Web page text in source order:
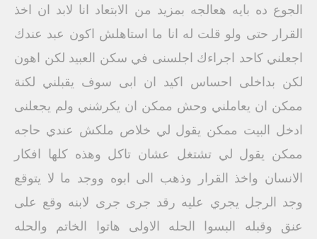
الجوع ده بايه هعالجه بمزيد من الابتعاد انا لابد ان اخذ
القرار حتى ولو قلت له انا ما استاهلش اكون عبد عندك
اجعلني كاحد اجراءك اجلسنى في سكن العبيد لكن اهون
لكن بداخلى احساس اكيد ان ابى سوف يقبلني لكنة
ممكن ان يعاملني وحش ممكن ان يكرشني ولم يجعلنى
ادخل البيت ممكن يقول لي خلاص ملكش عندي حاجه
ممكن يقول لي تشتغل عشان تاكل وهذه كلها افكار
الانسان واخذ القرار وذهب الى ابوه ووجد ما لا يتوقع
وجد الرجل يجري عليه رقد جرى جرى لابنه وقع على
عنق وقبله البسوا الحله الاولى هاتوا الخاتم والحله